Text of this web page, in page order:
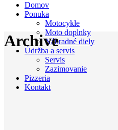
Domov
Ponuka
Motocykle
Moto doplnky
Náhradné diely
Údržba a servis
Servis
Zazimovanie
Pizzeria
Kontakt
Archive